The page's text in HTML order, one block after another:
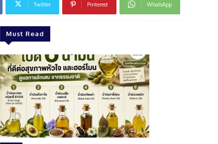
Twitter Pinterest WhatsApp
Must Read